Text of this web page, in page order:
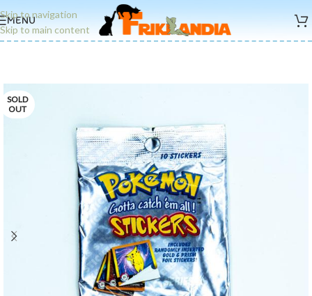
Skip to navigation
Skip to main content
MENU
SOLD
OUT